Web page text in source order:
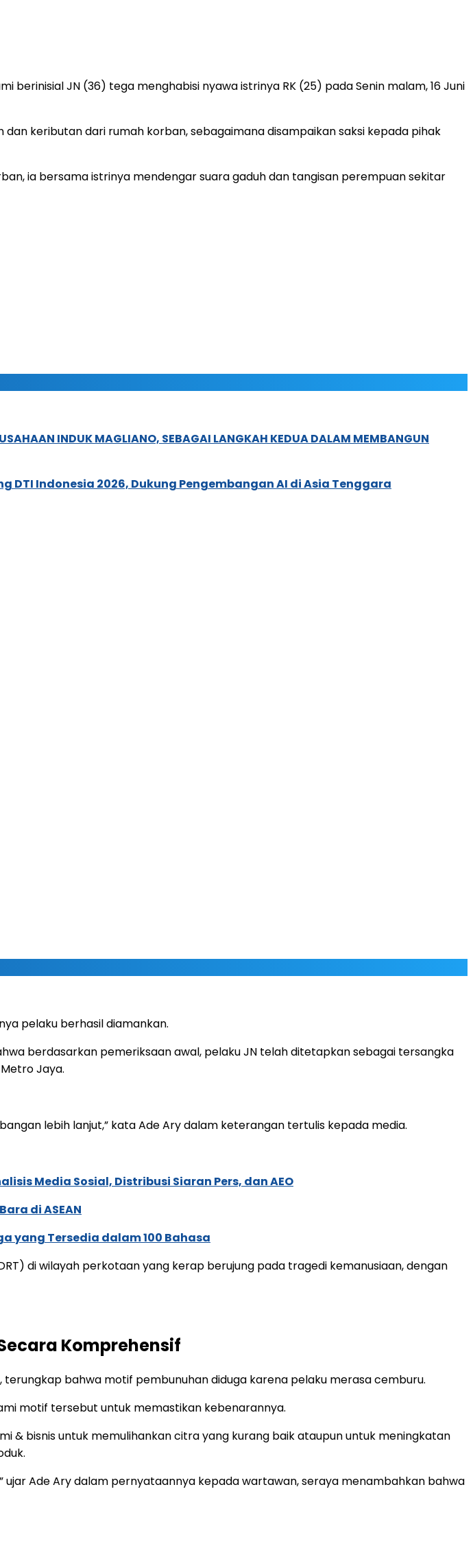
berinisial JN (36) tega menghabisi nyawa istrinya RK (25) pada Senin malam, 16 Juni
keributan dari rumah korban, sebagaimana disampaikan saksi kepada pihak
ia bersama istrinya mendengar suara gaduh dan tangisan perempuan sekitar
INDUK MAGLIANO, SEBAGAI LANGKAH KEDUA DALAM MEMBANGUN
DTI Indonesia 2026, Dukung Pengembangan AI di Asia Tenggara
pelaku berhasil diamankan.
berdasarkan pemeriksaan awal, pelaku JN telah ditetapkan sebagai tersangka
Jaya.
lebih lanjut,” kata Ade Ary dalam keterangan tertulis kepada media.
Media Sosial, Distribusi Siaran Pers, dan AEO
di ASEAN
yang Tersedia dalam 100 Bahasa
di wilayah perkotaan yang kerap berujung pada tragedi kemanusiaan, dengan
Komprehensif
bahwa motif pembunuhan diduga karena pelaku merasa cemburu.
motif tersebut untuk memastikan kebenarannya.
& bisnis untuk memulihankan citra yang kurang baik ataupun untuk meningkatan
Ade Ary dalam pernyataannya kepada wartawan, seraya menambahkan bahwa